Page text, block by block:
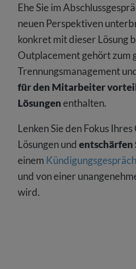
Ehe Sie im
neuen Perspektiven
konkret mit dieser Lösung
Outplacement gehört zum
Trennungsmanagement
für den Mitarbeiter
Lösungenenthalten.
Lenken Sie den Fokus
Lösungen und entschärfen
einem Kündigungsgespräch
und von einer
wird.